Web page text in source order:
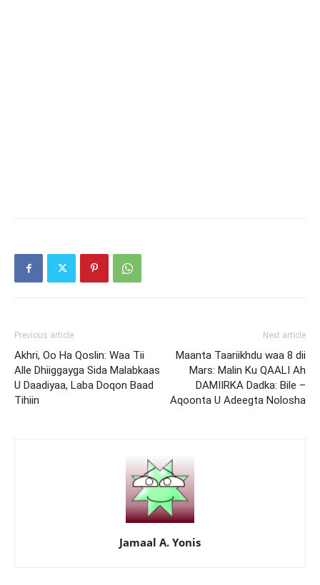
Previous article
Akhri, Oo Ha Qoslin: Waa Tii
Alle Dhiiggayga Sida Malabkaas
U Daadiyaa, Laba Doqon Baad
Tihiin
Next article
Maanta Taariikhdu waa 8 dii
Mars: Malin Ku QAALI Ah
DAMIIRKA Dadka: Bile –
Aqoonta U Adeegta Nolosha
Jamaal A. Yonis